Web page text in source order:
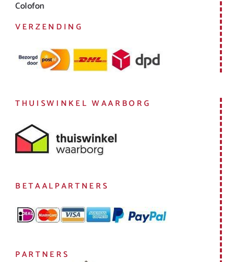
Colofon
VERZENDING
THUISWINKEL WAARBORG
BETAALPARTNERS
PARTNERS